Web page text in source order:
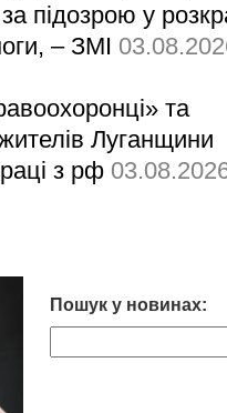
підозрою у
– ЗМІ
та
Луганщини
з рф
Пошук у новинах: